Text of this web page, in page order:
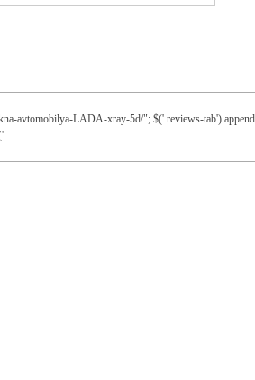
avtomobilya-LADA-xray-5d/"; $('.reviews-